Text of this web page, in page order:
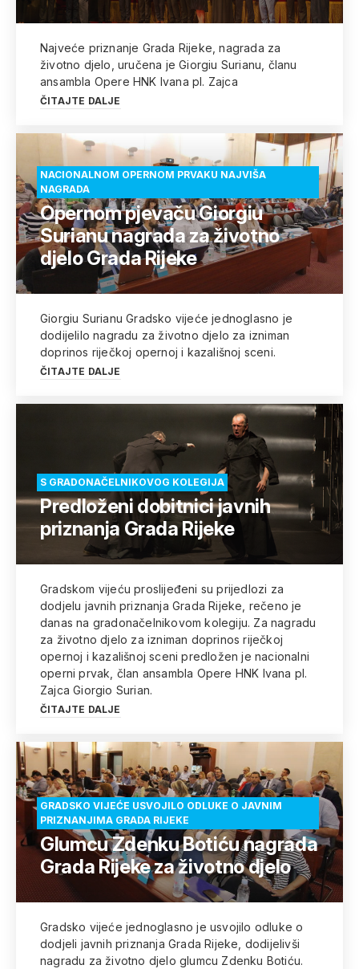
Najveće priznanje Grada Rijeke, nagrada za
životno djelo, uručena je Giorgiu Surianu, članu
ansambla Opere HNK Ivana pl. Zajca
ČITAJTE DALJE
NACIONALNOM OPERNOM PRVAKU NAJVIŠA
NAGRADA
Opernom pjevaču Giorgiu
Surianu nagrada za životno
djelo Grada Rijeke
Giorgiu Surianu Gradsko vijeće jednoglasno je
dodijelilo nagradu za životno djelo za izniman
doprinos riječkoj opernoj i kazališnoj sceni.
ČITAJTE DALJE
S GRADONAČELNIKOVOG KOLEGIJA
Predloženi dobitnici javnih
priznanja Grada Rijeke
Gradskom vijeću proslijeđeni su prijedlozi za
dodjelu javnih priznanja Grada Rijeke, rečeno je
danas na gradonačelnikovom kolegiju. Za nagradu
za životno djelo za izniman doprinos riječkoj
opernoj i kazališnoj sceni predložen je nacionalni
operni prvak, član ansambla Opere HNK Ivana pl.
Zajca Giorgio Surian.
ČITAJTE DALJE
GRADSKO VIJEĆE USVOJILO ODLUKE O JAVNIM
PRIZNANJIMA GRADA RIJEKE
Glumcu Zdenku Botiću nagrada
Grada Rijeke za životno djelo
Gradsko vijeće jednoglasno je usvojilo odluke o
dodjeli javnih priznanja Grada Rijeke, dodijelivši
nagradu za životno djelo glumcu Zdenku Botiću.